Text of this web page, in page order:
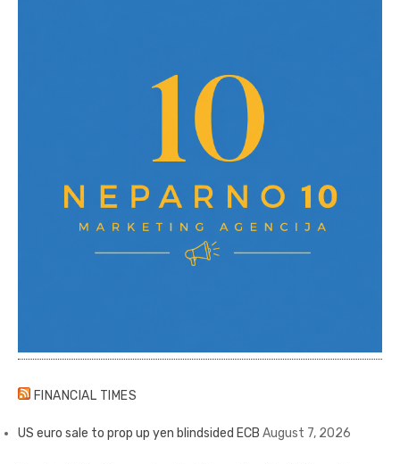
FINANCIAL TIMES
US euro sale to prop up yen blindsided ECB August 7, 2026